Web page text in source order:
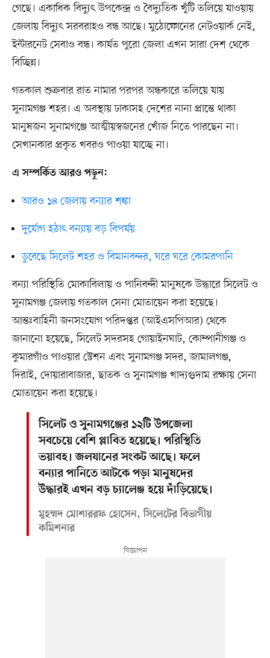
গেছে। একাধিক বিদ্যুৎ উপকেন্দ্র ও বৈদ্যুতিক খুঁটি তলিয়ে যাওয়ায়
জেলায় বিদ্যুৎ সরবরাহও বন্ধ আছে। মুঠোফোনের নেটওয়ার্ক নেই,
ইন্টারনেট সেবাও বন্ধ। কার্যত পুরো জেলা এখন সারা দেশ থেকে
বিচ্ছিন্ন।
গতকাল শুক্রবার রাত নামার পরপর অন্ধকারে তলিয়ে যায়
সুনামগঞ্জ শহর। এ অবস্থায় ঢাকাসহ দেশের নানা প্রান্তে থাকা
মানুষজন সুনামগঞ্জে আত্মীয়স্বজনের খোঁজ নিতে পারছেন না।
সেখানকার প্রকৃত খবরও পাওয়া যাচ্ছে না।
এ সম্পর্কিত আরও পড়ুন:
আরও ১৪ জেলায় বন্যার শঙ্কা
দুর্যোগ হঠাৎ বন্যায় বড় বিপর্যয়
ডুবেছে সিলেট শহর ও বিমানবন্দর, ঘরে ঘরে কোমরপানি
বন্যা পরিস্থিতি মোকাবিলায় ও পানিবন্দী মানুষকে উদ্ধারে সিলেট ও
সুনামগঞ্জ জেলায় গতকাল সেনা মোতায়েন করা হয়েছে।
আন্তঃবাহিনী জনসংযোগ পরিদপ্তর (আইএসপিআর) থেকে
জানানো হয়েছে, সিলেট সদরসহ গোয়াইনঘাট, কোম্পানীগঞ্জ ও
কুমারগাঁও পাওয়ার স্টেশন এবং সুনামগঞ্জ সদর, জামালগঞ্জ,
দিরাই, দোয়ারাবাজার, ছাতক ও সুনামগঞ্জ খাদ্যগুদাম রক্ষায় সেনা
মোতায়েন করা হয়েছে।
সিলেট ও সুনামগঞ্জের ১২টি উপজেলা
সবচেয়ে বেশি প্লাবিত হয়েছে। পরিস্থিতি
ভয়াবহ। জলযানের সংকট আছে। ফলে
বন্যার পানিতে আটকে পড়া মানুষদের
উদ্ধারই এখন বড় চ্যালেঞ্জ হয়ে দাঁড়িয়েছে।
মুহম্মদ মোশাররফ হোসেন, সিলেটের বিভাগীয়
কমিশনার